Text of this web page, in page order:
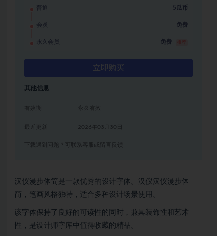
普通 5瓜币
会员 免费
永久会员 免费
立即购买
其他信息
有效期 永久有效
2026年03月30日
下载遇到问题？可联系客服或留言反馈
汉仪漫步体简是一款优秀的设计字体。汉仪汉仪漫步体
简，笔画风格独特，适合多种设计场景使用。
该字体保持了良好的可读性的同时，兼具装饰性和艺术
性，是设计师字库中值得收藏的精品。